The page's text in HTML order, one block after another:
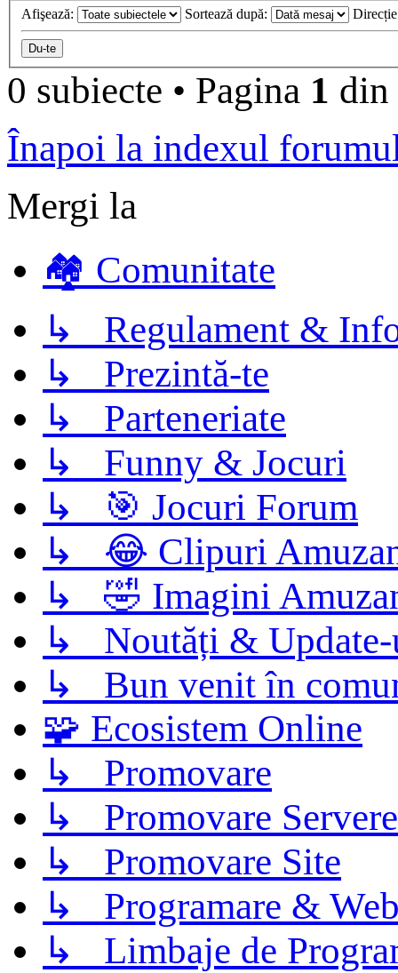
Afişează: Sortează după:
0 subiecte • Pagina 1 din
Înapoi la indexul
Mergi la
🏘️ Comunitate
↳ Regulament &
↳ Prezintă-te
↳ Parteneriate
↳ Funny & Jocuri
↳ 🎯 Jocuri Forum
↳ 😂 Clipuri
↳ 🤣 Imagini
↳ Noutăți &
↳ Bun venit în
🧩 Ecosistem Online
↳ Promovare
↳ Promovare Servere
↳ Promovare Site
↳ Programare &
↳ Limbaje de